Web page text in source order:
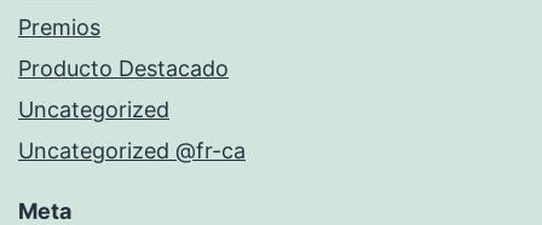
Premios
Producto Destacado
Uncategorized
Uncategorized @fr-ca
Meta